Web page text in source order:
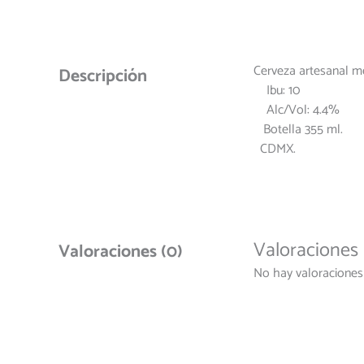
Descripción
Cerveza artesanal
Ibu: 10
Alc/Vol: 4.4%
Botella 355 ml.
CDMX.
Valoraciones (0) Valoraciones
No hay